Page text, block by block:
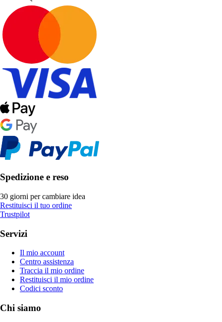
Spedizione e reso
30 giorni per cambiare idea
Restituisci il tuo ordine
Trustpilot
Servizi
Il mio account
Centro assistenza
Traccia il mio ordine
Restituisci il mio ordine
Codici sconto
Chi siamo